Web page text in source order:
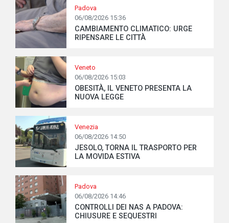
Padova
06/08/2026 15:36
CAMBIAMENTO CLIMATICO: URGE
RIPENSARE LE CITTÀ
Veneto
06/08/2026 15:03
OBESITÀ, IL VENETO PRESENTA LA
NUOVA LEGGE
Venezia
06/08/2026 14:50
JESOLO, TORNA IL TRASPORTO PER
LA MOVIDA ESTIVA
Padova
06/08/2026 14:46
CONTROLLI DEI NAS A PADOVA:
CHIUSURE E SEQUESTRI